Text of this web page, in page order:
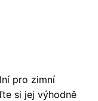
pro zimní
si jej výhodně